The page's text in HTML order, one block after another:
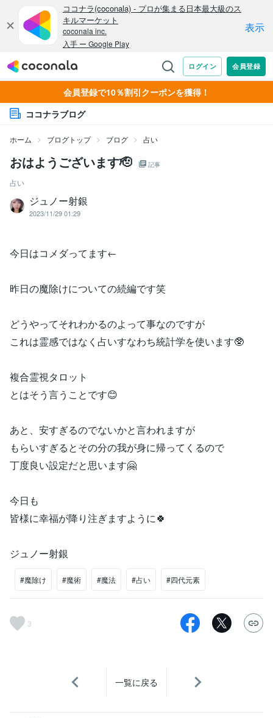
会員登録で10％割引クーポンを獲得！
ココナラブログ
ホーム ブログトップ ブログ 占い
おはようございます🫡 記事
占い
ジュノー射銀
2023/11/29 01:29
今日はコメダってます←
昨日の魔除けについての続編です笑
どうやってそれわかるのよって事なのですが
これは霊感ではなく占いすなわち統計学を使います🥸
複合霊視タロット
とはそう言うことです😊
あと、安すぎるのでないかと言われますが
もらいすぎるとその分の我が身に帰ってくるので
丁度良い設定だと思います🤗
今日も
皆様に幸福が降り注ぎますように🍀
ジュノー射銀
#魔除け #魔術 #魔法 #占い #四代元素
3
一覧に戻る